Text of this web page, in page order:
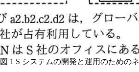
図 1 S システムの開発と運用のための